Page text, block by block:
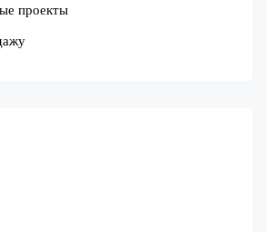
проекты